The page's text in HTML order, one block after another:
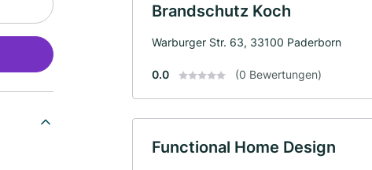
Brandschutz Koch
Warburger Str. 63, 33100 Paderborn
0.0 (0 Bewertungen)
Functional Home Design